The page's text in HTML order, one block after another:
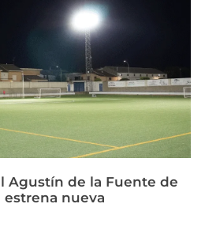
Agustín de la Fuente de
estrena nueva